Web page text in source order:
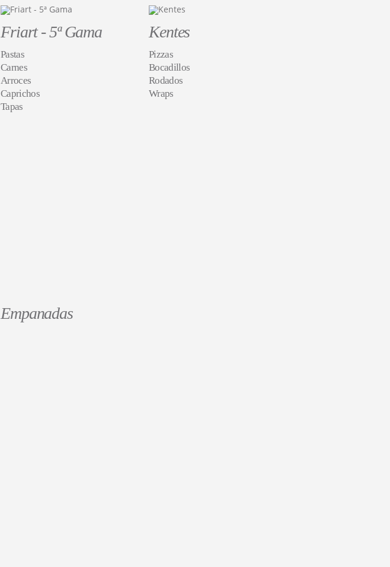
Friart - 5ª Gama
Pastas
Carnes
Arroces
Caprichos
Tapas
Kentes
Pizzas
Bocadillos
Rodados
Wraps
Empanadas